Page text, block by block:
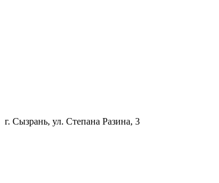
г. Сызрань, ул. Степана Разина, 3